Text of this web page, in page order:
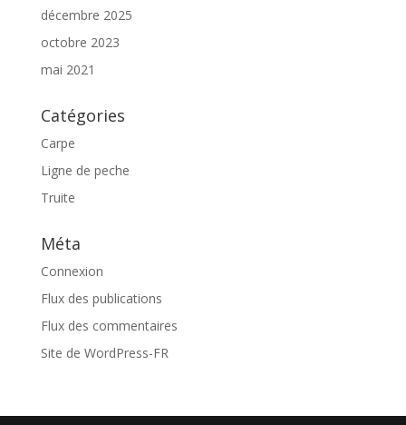
décembre 2025
octobre 2023
mai 2021
Catégories
Carpe
Ligne de peche
Truite
Méta
Connexion
Flux des publications
Flux des commentaires
Site de WordPress-FR